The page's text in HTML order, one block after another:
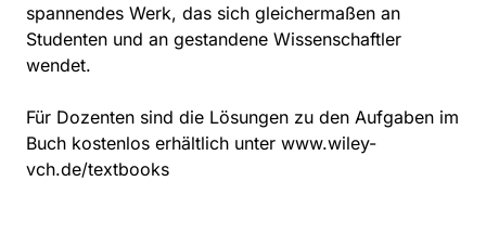
spannendes Werk, das sich gleichermaßen an
Studenten und an gestandene Wissenschaftler
wendet.
Für Dozenten sind die Lösungen zu den Aufgaben im
Buch kostenlos erhältlich unter www.wiley-
vch.de/textbooks